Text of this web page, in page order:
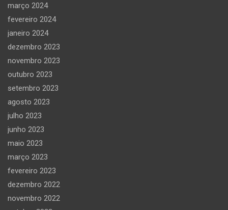
março 2024
fevereiro 2024
janeiro 2024
dezembro 2023
novembro 2023
outubro 2023
setembro 2023
agosto 2023
julho 2023
junho 2023
maio 2023
março 2023
fevereiro 2023
dezembro 2022
novembro 2022